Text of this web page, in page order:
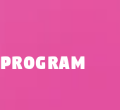
Program